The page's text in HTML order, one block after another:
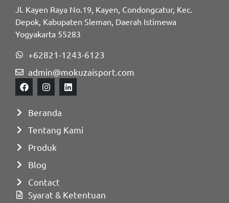
Jl. Kayen Raya No.19, Kayen, Condongcatur, Kec.
Depok, Kabupaten Sleman, Daerah Istimewa
Yogyakarta 55283
+62821-1243-6123
admin@mokuzaisport.com
Beranda
Tentang Kami
Produk
Blog
Contact
Syarat & Ketentuan